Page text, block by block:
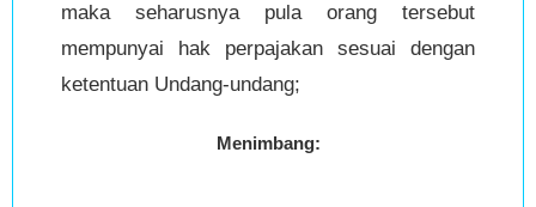
maka seharusnya pula orang tersebut
mempunyai hak perpajakan sesuai dengan
ketentuan Undang-undang;
Menimbang: